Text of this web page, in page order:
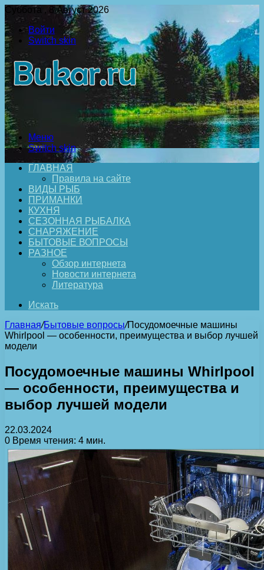
Суббота , 8 Август 2026
Войти
Switch skin
Меню
Switch skin
ГЛАВНАЯ
Правила на сайте
ВИДЫ РЫБ
ПРИМАНКИ
КУХНЯ
СЕЗОННАЯ РЫБАЛКА
СНАРЯЖЕНИЕ
БЫТОВЫЕ ВОПРОСЫ
РАЗНОЕ
Обзор интернета
Новости интернета
Литература
Искать
Главная/Бытовые вопросы/Посудомоечные машины
Whirlpool — особенности, преимущества и выбор лучшей
модели
Посудомоечные машины Whirlpool
— особенности, преимущества и
выбор лучшей модели
22.03.2024
0 Время чтения: 4 мин.